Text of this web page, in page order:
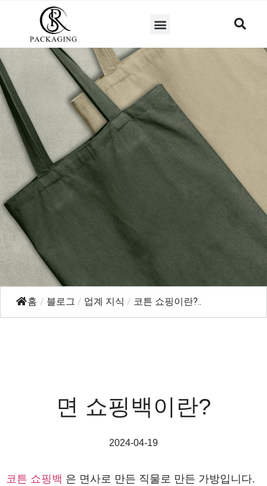
홈 / 블로그 / 업계 지식 / 코튼 쇼핑이란?..
면 쇼핑백이란?
2024-04-19
코튼 쇼핑백 은 면사로 만든 직물로 만든 가방입니다.